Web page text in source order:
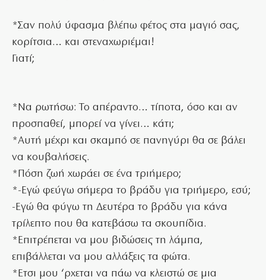
*Σαν πολύ ύφασμα βλέπω φέτος στα μαγιό σας,
κορίτσια… και στεναχωριέμαι!
Γιατί;
*Να ρωτήσω: Το απέραντο… τίποτα, όσο και αν
προσπαθεί, μπορεί να γίνει… κάτι;
*Αυτή μέχρι και σκαμπό σε πανηγύρι θα σε βάλει
να κουβαλήσεις.
*Πόση ζωή χωράει σε ένα τριήμερο;
*-Εγώ φεύγω σήμερα το βράδυ για τριήμερο, εσύ;
-Εγώ θα φύγω τη Δευτέρα το βράδυ για κάνα
τρίλεπτο που θα κατεβάσω τα σκουπίδια.
*Επιτρέπεται να μου βιδώσεις τη λάμπα,
επιβάλλεται να μου αλλάξεις τα φώτα.
*Ετσι μου ‘ρχεται να πάω να κλειστώ σε μια